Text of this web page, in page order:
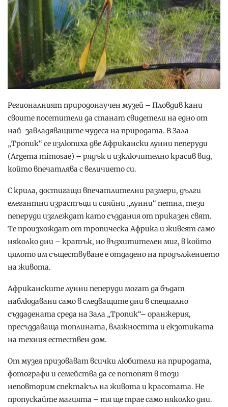
Регионалният природонаучен музей – Пловдив кани
своите посетители да станат свидетели на едно от
най-завладяващите чудеса на природата. В Зала
„Тропик“ се излюпиха две Африкански лунни пеперуди
(Argema mimosae) – рядък и изключително красив вид,
който впечатлява с величието си.
С крила, достигащи впечатлителни размери, дълги
елегантни израстъци и сияйни „лунни“ петна, тези
пеперуди изглеждат като създания от приказен свят.
Те произхождат от тропическа Африка и живеят само
няколко дни – кратък, но възхитителен миг, в който
цялото им съществуване е отдадено на продължението
на живота.
Африканските лунни пеперуди могат да бъдат
наблюдавани само в следващите дни в специално
създадената среда на Зала „Тропик“– оранжерия,
пресъздаваща топлината, влажността и екзотиката
на техния естествен дом.
От музея призовават всички любители на природата,
фотографи и семейства да се потопят в този
неповторим спектакъл на живота и красотата. Не
пропускайте магията – тя ще трае само няколко дни.